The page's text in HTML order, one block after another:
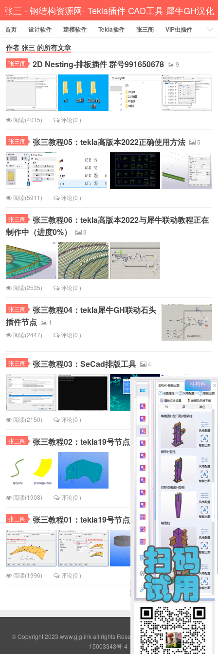
张三 - 钢结构资源网- Tekla插件 CAD工具 犀牛GH汉化
首页 设计软件 建模软件 Tekla插件 张三阁
VIP虫插件
CAD插件
定尺提料
资讯教程
工程模型 关于网站
作者 张三 的所有文章
张三阁 2D Nesting-排板插件 群号991650678 9
阅读(4015) 评论(0 )
张三阁 张三教程05：tekla高版本2022正确使用方法 5
阅读(5911) 评论(0 )
张三阁
张三教程06：tekla高版本2022与犀牛联动教程正在
制作中（进度0%）
3
阅读(2535) 评论(0 )
张三阁
张三教程04：tekla犀牛GH联动石头
插件节点
1
阅读(2447)
评论(0 )
张三阁 张三教程03：SeCad排版工具 4
阅读(2150) 评论(0 )
张三阁 张三教程02：tekla19号节点用法之二 2
阅读(1908) 评论(0 )
张三阁 张三教程01：tekla19号节点用法之一 3
阅读(1996) 评论(0 )
© Copyright 2023 www.gjg.ink all rights Reserved QQ群:2308380鄂ICP备
15003343号-4